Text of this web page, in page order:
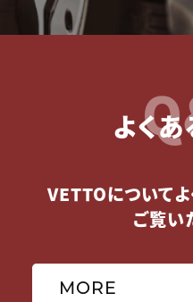
よく
VETTOについて
ご覧い
MORE